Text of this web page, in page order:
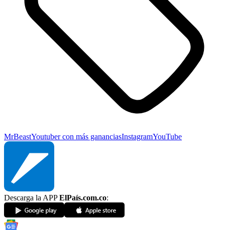
MrBeastYoutuber con más gananciasInstagramYouTube
Descarga la APPElPaís.com.co: